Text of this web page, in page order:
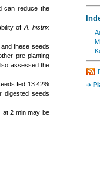
can reduce the
of A. histrix
these seeds
pre-planting
assessed the
fed 13.42%
digested seeds
at 2 min may be